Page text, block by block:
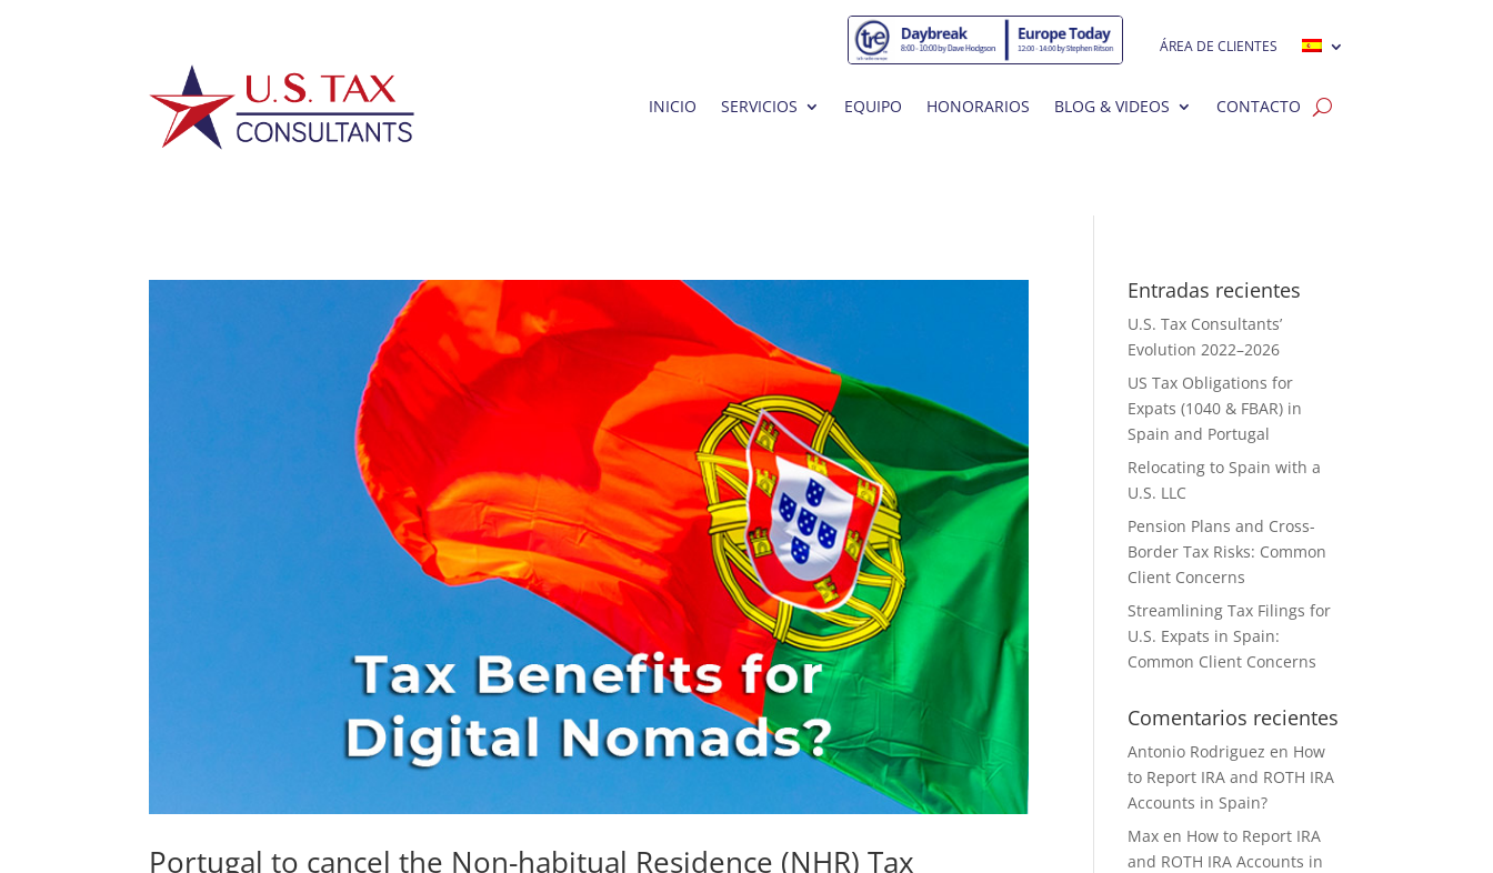
ÁREA DE CLIENTES
INICIO SERVICIOS EQUIPO HONORARIOS BLOG & VIDEOS CONTACTO
Portugal to cancel the Non-habitual Residence (NHR) Tax
Entradas recientes
U.S. Tax Consultants’
Evolution 2022–2026
US Tax Obligations for
Expats (1040 & FBAR) in
Spain and Portugal
Relocating to Spain with a
U.S. LLC
Pension Plans and Cross-
Border Tax Risks: Common
Client Concerns
Streamlining Tax Filings for
U.S. Expats in Spain:
Common Client Concerns
Comentarios recientes
Antonio Rodriguez en How
to Report IRA and ROTH IRA
Accounts in Spain?
Max en How to Report IRA
and ROTH IRA Accounts in